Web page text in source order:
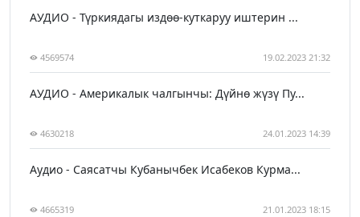
АУДИО - Түркиядагы издөө-куткаруу иштерин ...
4569574 19.02.2023 21:32
АУДИО - Америкалык чалгынчы: Дүйнө жүзү Пу...
4630218 24.01.2023 14:39
Аудио - Саясатчы Кубанычбек Исабеков Курма...
4665319 21.01.2023 18:15